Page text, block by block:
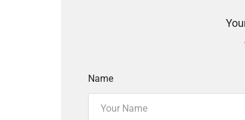
Name